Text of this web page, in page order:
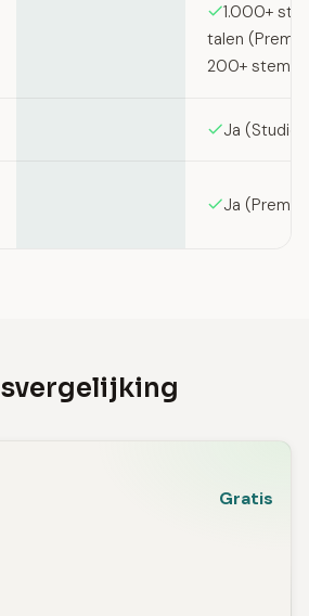
1.000+
talen
200+
Ja (Studio
Ja
Gratis